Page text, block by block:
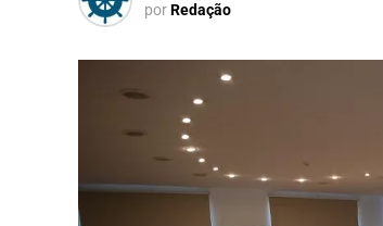
porRedação